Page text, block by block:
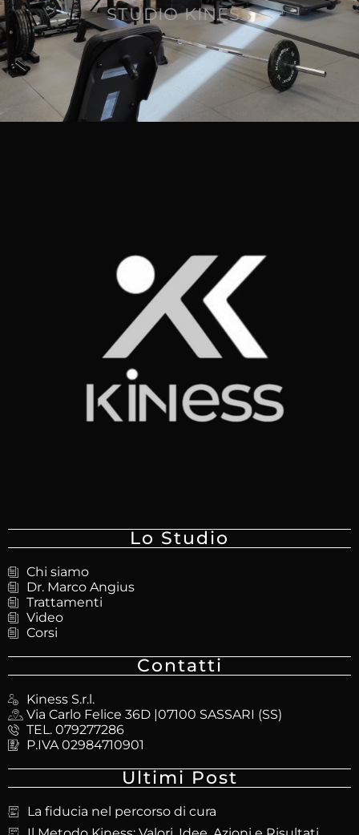
STUDIO KINESS
Lo Studio
Chi siamo
Dr. Marco Angius
Trattamenti
Video
Corsi
Contatti
Kiness S.r.l.
Via Carlo Felice 36D |07100 SASSARI (SS)
TEL. 079277286
P.IVA 02984710901
Ultimi Post
La fiducia nel percorso di cura